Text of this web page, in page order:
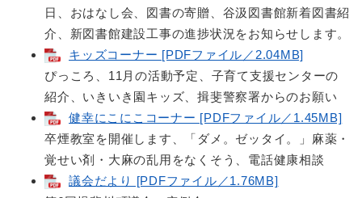
日、おはなし会、図書の寄贈、谷汲図書館新着図書紹
介、新図書館建設工事の進捗状況をお知らせします。
キッズコーナー [PDFファイル／2.04MB]
ぴっころ、11月の活動予定、子育て支援センターの
紹介、いきいき園キッズ、揖斐警察署からのお願い
健幸にこにこコーナー [PDFファイル／1.45MB]
卒煙教室を開催します、「ダメ。ゼッタイ。」麻薬・
覚せい剤・大麻の乱用をなくそう、電話健康相談
議会だより [PDFファイル／1.76MB]